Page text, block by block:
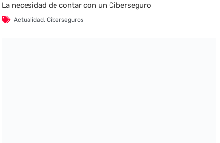
La necesidad de contar con un Ciberseguro
Actualidad,Ciberseguros